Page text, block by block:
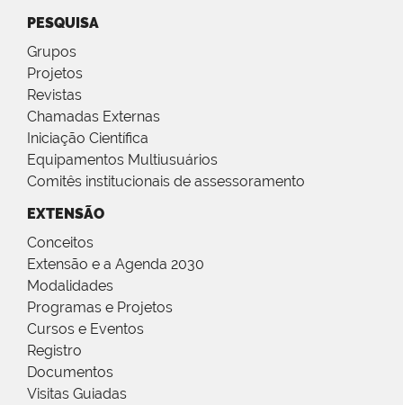
PESQUISA
Grupos
Projetos
Revistas
Chamadas Externas
Iniciação Científica
Equipamentos Multiusuários
Comitês institucionais de assessoramento
EXTENSÃO
Conceitos
Extensão e a Agenda 2030
Modalidades
Programas e Projetos
Cursos e Eventos
Registro
Documentos
Visitas Guiadas